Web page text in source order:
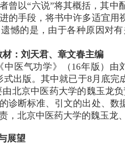
曾以“六说”将其概括，其
的手段，将书中许多适宜
憾的是，由于各种原因对
材：刘天君、章文春主编
中医气功学》（16年版）
式出版。其中就已于8月底
北京中医药大学的魏玉龙
诊断标准、引文的出处、
，北京中医药大学的魏玉龙
展望